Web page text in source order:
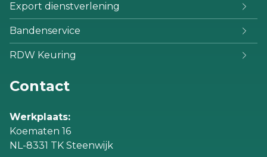
Export dienstverlening
Bandenservice
RDW Keuring
Contact
Werkplaats:
Koematen 16
NL-8331 TK Steenwijk